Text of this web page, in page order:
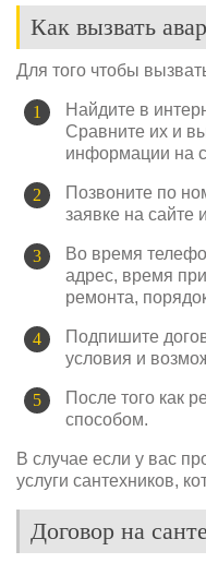
Как вызвать
Для того чтобы
Найдите в
Сравните их и
информации на
Позвоните по
заявке на сайте
Во время
адрес, время
ремонта,
Подпишите
условия и
После того как
способом.
В случае если у вас
услуги сантехников,
Договор на